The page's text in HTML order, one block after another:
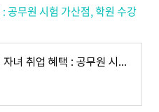
공무원 시험 가산점, 학원 수강
국가유공자 및 자녀 취업 혜택 : 공무원 시험 가산점, 학원 수강료 지원